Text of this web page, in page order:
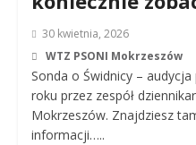
30 kwietnia, 2026
WTZ PSONI Mokrzeszów
Sonda o Świdnicy –
roku przez zespół
Mokrzeszów. Znajdziesz
informacji…..